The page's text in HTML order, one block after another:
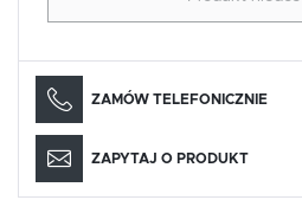
ZAMÓW TELEFONICZNIE
ZAPYTAJ O PRODUKT